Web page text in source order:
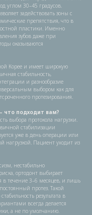
углом 30–45 градусов.
задействовать зоны с
препятствия, что в
пластики. Именно
зубов даже при
оказываются
Корее и имеет широкую
стабильность,
и разнообразие
выбором как для
протезирования.
что подходит вам?
выбора протокола нагрузки.
стабилизации
уже в день операции или
нагрузкой. Пациент уходит из
нестабильно
ортодонт выбирает
течение 3–6 месяцев, и лишь
протез. Такой
результата в
всегда делается
а не по умолчанию.